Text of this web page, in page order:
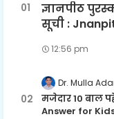
ज्ञानपीठ
सूची :
12:56 pm
Dr. Mulla
मजेदार 10 बाल
Answer for